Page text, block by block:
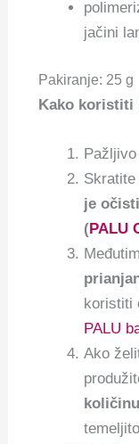
jačini
Pakiranje: 25 g
Kako koristiti
je
(PALU
koristiti
PALU
Ako